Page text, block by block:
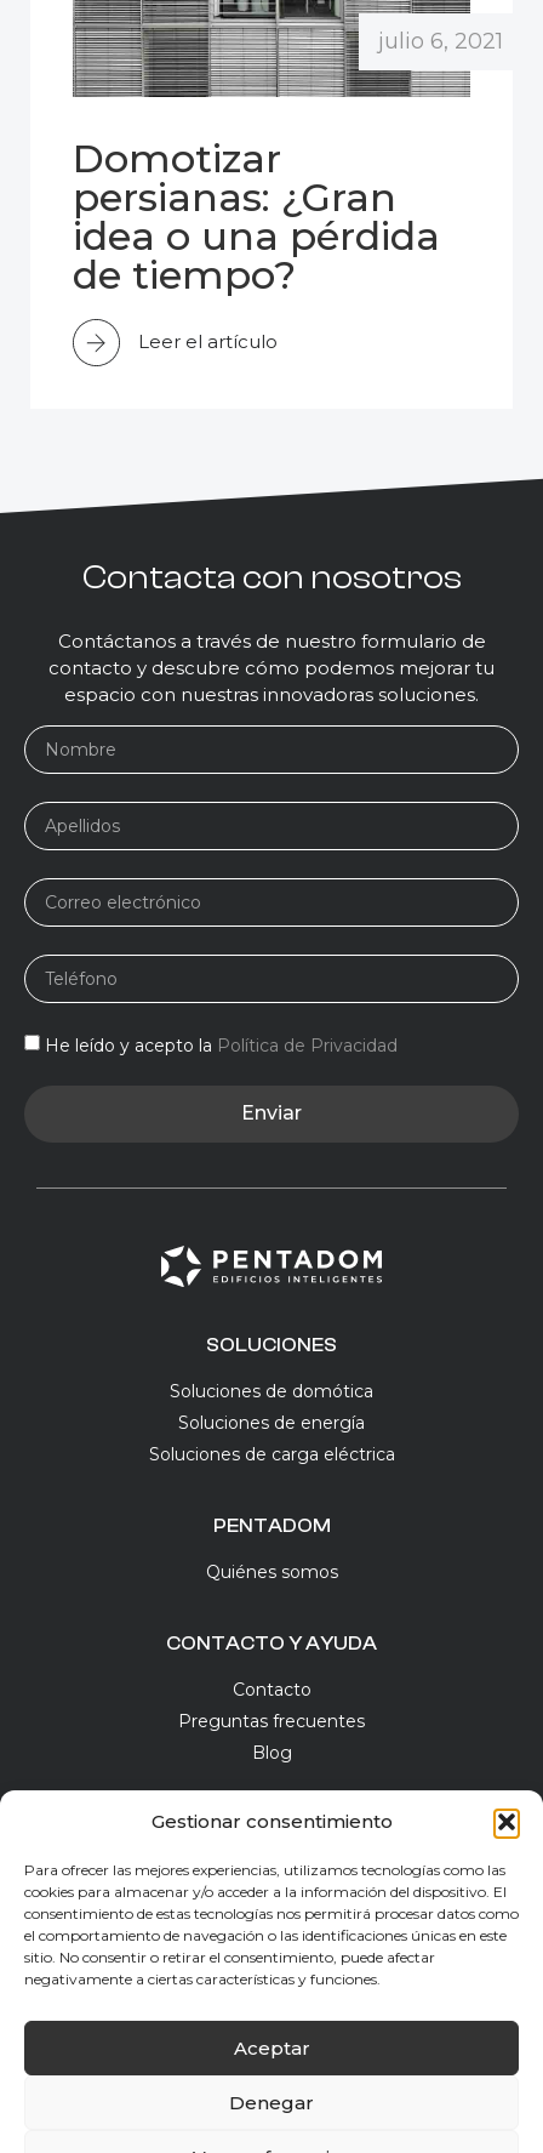
Gestionar consentimiento
Para ofrecer las mejores experiencias, utilizamos tecnologías como las
cookies para almacenar y/o acceder a la información del dispositivo. El
consentimiento de estas tecnologías nos permitirá procesar datos como
el comportamiento de navegación o las identificaciones únicas en este
sitio. No consentir o retirar el consentimiento, puede afectar
negativamente a ciertas características y funciones.
Aceptar
Denegar
julio 6, 2021
Domotizar
persianas: ¿Gran
idea o una pérdida
de tiempo?
Leer el artículo
Contacta con nosotros
Contáctanos a través de nuestro formulario de
contacto y descubre cómo podemos mejorar tu
espacio con nuestras innovadoras soluciones.
He leído y acepto la Política de Privacidad
Enviar
SOLUCIONES
Soluciones de domótica
Soluciones de energía
Soluciones de carga eléctrica
PENTADOM
Quiénes somos
CONTACTO Y AYUDA
Contacto
Preguntas frecuentes
Blog
NEWSLETTER
Suscríbete